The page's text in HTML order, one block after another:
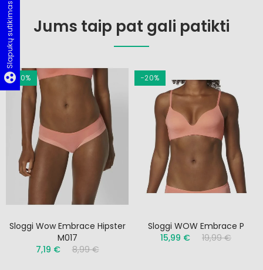
Jums taip pat gali patikti
−20%
Sloggi Wow Embrace Hipster
M017
7,19 €
8,99 €
−20%
Sloggi WOW Embrace P
15,99 €
19,99 €
group_work
Slapukų sutikimas